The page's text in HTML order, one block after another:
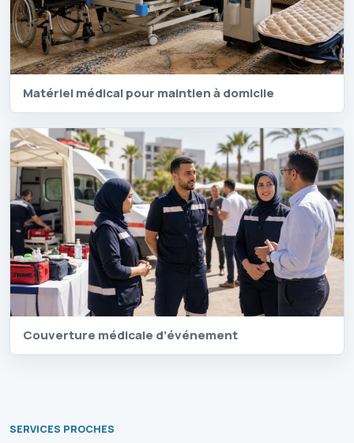
Matériel médical pour maintien à domicile
Couverture médicale d’événement
SERVICES PROCHES